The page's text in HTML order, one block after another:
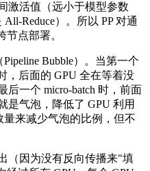
激活值（远小于模型参数
Reduce）。所以 PP 对通
点部署。
Bubble）。当第一个
，后面的 GPU 全在等着没
后一个 micro-batch 时，前面
是气泡，降低了 GPU 利用
量来减少气泡的比例，但不
（因为没有反向传播来"填